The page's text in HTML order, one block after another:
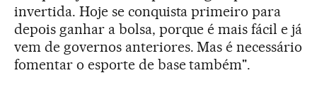
invertida. Hoje se conquista primeiro para
depois ganhar a bolsa, porque é mais fácil e já
vem de governos anteriores. Mas é necessário
fomentar o esporte de base também".